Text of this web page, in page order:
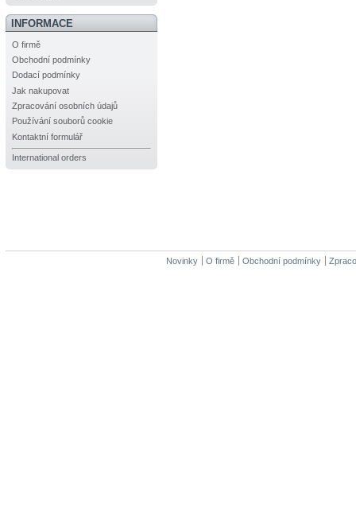
INFORMACE
O firmě
Obchodní podmínky
Dodací podmínky
Jak nakupovat
Zpracování osobních údajů
Používání souborů cookie
Kontaktní formulář
International orders
Novinky O firmě Obchodní podmínky